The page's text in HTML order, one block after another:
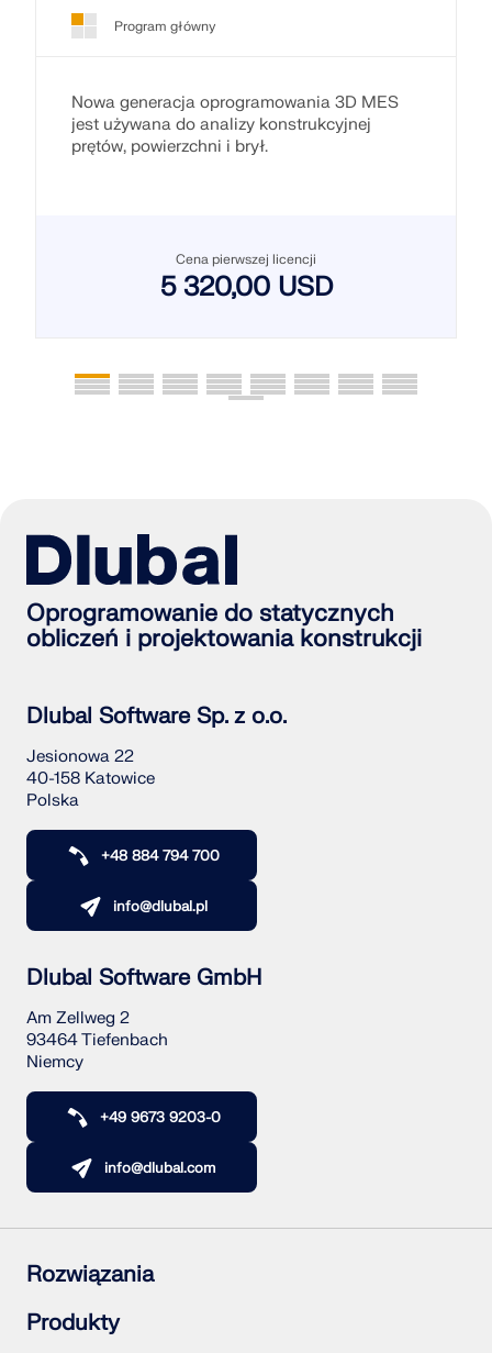
Program główny
Nowa generacja oprogramowania 3D MES
jest używana do analizy konstrukcyjnej
prętów, powierzchni i brył.
Cena pierwszej licencji
5 320,00 USD
Oprogramowanie do statycznych
obliczeń i projektowania konstrukcji
Dlubal Software Sp. z o.o.
Jesionowa 22
40-158 Katowice
Polska
+48 884 794 700
info@dlubal.pl
Dlubal Software GmbH
Am Zellweg 2
93464 Tiefenbach
Niemcy
+49 9673 9203-0
info@dlubal.com
Rozwiązania
Konstrukcje żelbetowe
Konstrukcje stalowe
Produkty